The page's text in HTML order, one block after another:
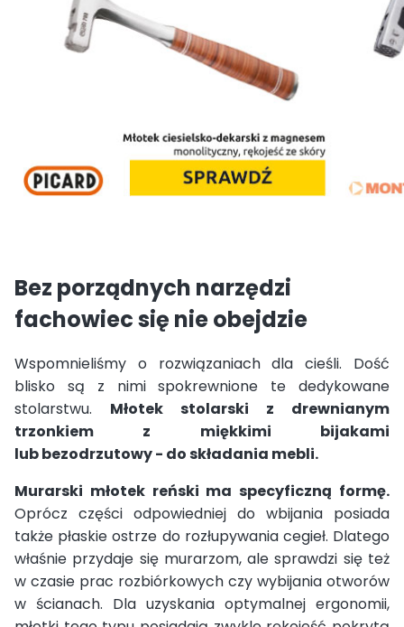
Bez porządnych narzędzi
fachowiec się nie obejdzie
Wspomnieliśmy o rozwiązaniach dla cieśli. Dość
blisko są z nimi spokrewnione te dedykowane
stolarstwu. Młotek stolarski z drewnianym
trzonkiem z miękkimi bijakami
lub bezodrzutowy - do składania mebli.
Murarski młotek reński ma specyficzną formę.
Oprócz części odpowiedniej do wbijania posiada
także płaskie ostrze do rozłupywania cegieł. Dlatego
właśnie przydaje się murarzom, ale sprawdzi się też
w czasie prac rozbiórkowych czy wybijania otworów
w ścianach. Dla uzyskania optymalnej ergonomii,